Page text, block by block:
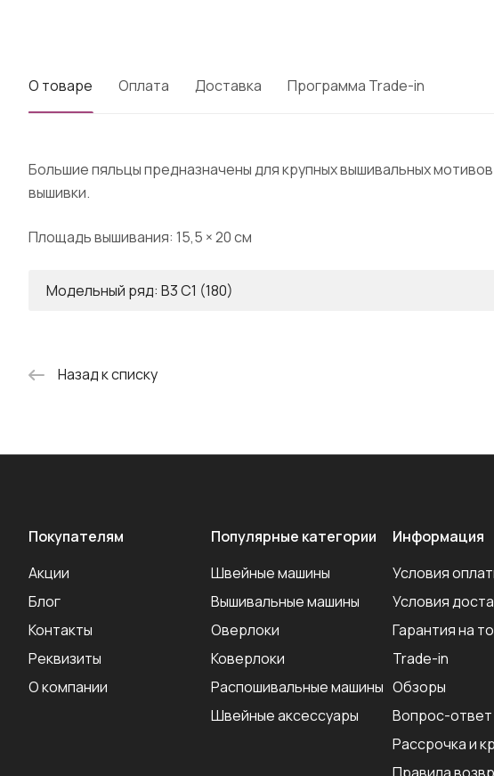
О товаре Оплата Доставка Программа Trade-in
Большие пяльцы предназначены для крупных вышивальных
вышивки.
Площадь вышивания: 15,5 × 20 см
Модельный ряд: B3 C1 (180)
Назад к списку
Покупателям
Акции
Блог
Контакты
Реквизиты
О компании
Популярные категории
Швейные машины
Вышивальные машины
Оверлоки
Коверлоки
Распошивальные машины
Швейные аксеcсуары
Информация
Условия
Условия
Гарантия на
Trade-in
Обзоры
Вопрос-ответ
Рассрочка и